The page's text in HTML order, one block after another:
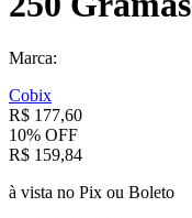
Marca:
Cobix
R$ 177,60
10% OFF
R$ 159,84
à vista no Pix ou Boleto